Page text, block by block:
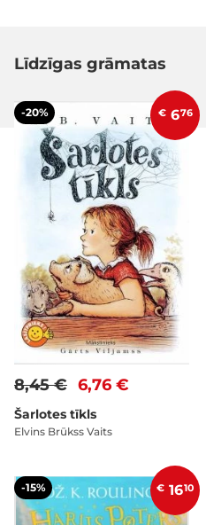
Līdzīgas grāmatas
-20% € 676
6,76 €
8,45 €
Šarlotes tīkls
Elvins Brūkss Vaits
-15% € 1610